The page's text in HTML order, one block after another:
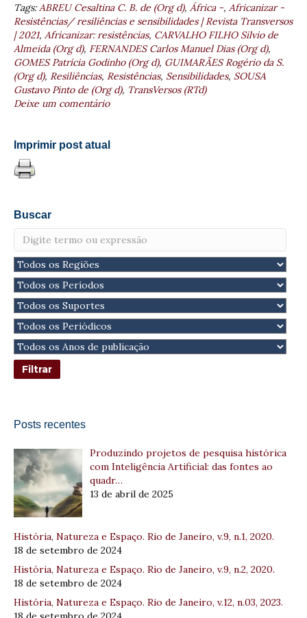
Tags:ABREU Cesaltina C. B. de (Org d), África -, Africanizar -
Resistências/ resiliências e sensibilidades | Revista Transversos
| 2021, Africanizar: resistências, CARVALHO FILHO Silvio de
Almeida (Org d), FERNANDES Carlos Manuel Dias (Org d),
GOMES Patrícia Godinho (Org d), GUIMARÃES Rogério da S.
(Org d), Resiliências, Resistências, Sensibilidades, SOUSA
Gustavo Pinto de (Org d), TransVersos (RTd)
Deixe um comentário
Imprimir post atual
Buscar
Posts recentes
Produzindo projetos de pesquisa histórica
com Inteligência Artificial: das fontes ao
quadr…
13 de abril de 2025
História, Natureza e Espaço. Rio de Janeiro, v.9, n.1, 2020.
18 de setembro de 2024
História, Natureza e Espaço. Rio de Janeiro, v.9, n.2, 2020.
18 de setembro de 2024
História, Natureza e Espaço. Rio de Janeiro, v.12, n.03, 2023.